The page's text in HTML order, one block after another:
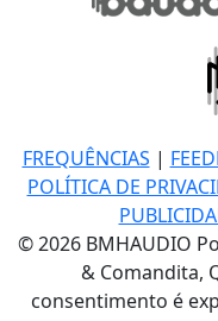
FREQUÊNCIAS |
POLÍTICA DE
© 2026 BMHAUDIO
& Comandita,
consentimento é